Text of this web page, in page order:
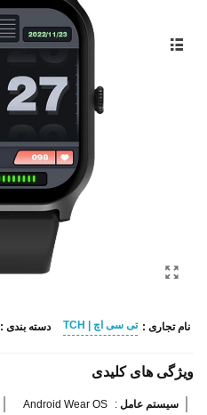
نام تجاری : تی سی اچ | TCH دسته بندی :
ویژگی های کلیدی
سیستم عامل :
Android Wear OS